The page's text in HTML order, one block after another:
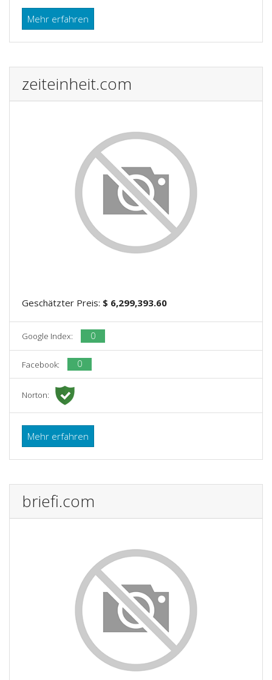
Mehr erfahren
zeiteinheit.com
Geschätzter Preis: $ 6,299,393.60
Google Index: 0
Facebook: 0
Norton:
Mehr erfahren
briefi.com